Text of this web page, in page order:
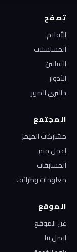
تصفح
الأفلام
المسلسلات
الفنانين
الأدوار
جاليري الصور
المجتمع
مشاركات الميمز
إعمل ميم
المسابقات
معلومات وطرائف
الموقع
عن الموقع
اتصل بنا